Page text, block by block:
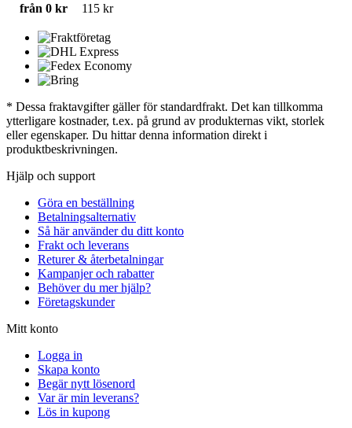
från 0 kr
115 kr
* Dessa fraktavgifter gäller för standardfrakt. Det kan tillkomma
ytterligare kostnader, t.ex. på grund av produkternas vikt, storlek
eller egenskaper. Du hittar denna information direkt i
produktbeskrivningen.
Hjälp och support
Göra en beställning
Betalningsalternativ
Så här använder du ditt konto
Frakt och leverans
Returer & återbetalningar
Kampanjer och rabatter
Behöver du mer hjälp?
Företagskunder
Mitt konto
Logga in
Skapa konto
Begär nytt lösenord
Var är min leverans?
Lös in kupong